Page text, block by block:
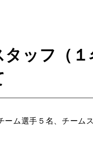
ッフ（１
ム選手５名、チーム